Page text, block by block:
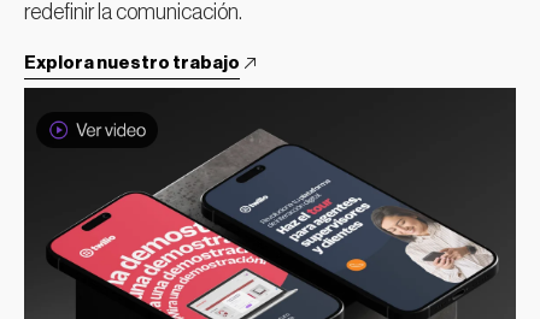
redefinir la comunicación.
Explora nuestro trabajo